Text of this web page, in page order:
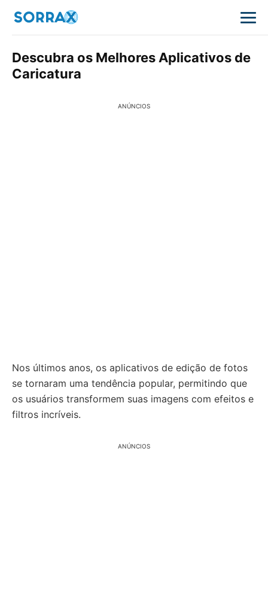
Descubra os Melhores Aplicativos de
Caricatura
ANÚNCIOS
Nos últimos anos, os aplicativos de edição de fotos
se tornaram uma tendência popular, permitindo que
os usuários transformem suas imagens com efeitos e
filtros incríveis.
ANÚNCIOS